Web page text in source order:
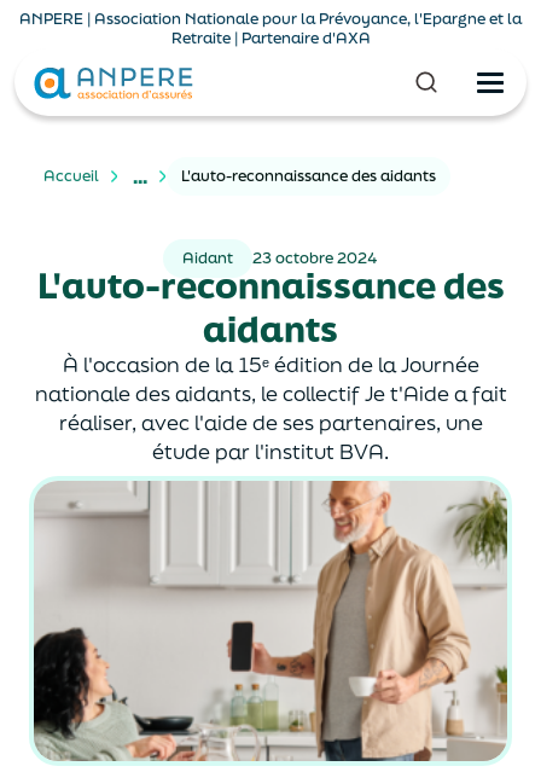
ANPERE | Association Nationale pour la Prévoyance, l'Epargne et la
Retraite | Partenaire d'AXA
Accueil ... L'auto-reconnaissance des aidants
Aidant 23 octobre 2024
L'auto-reconnaissance des
aidants
À l'occasion de la 15ᵉ édition de la Journée
nationale des aidants, le collectif Je t'Aide a fait
réaliser, avec l'aide de ses partenaires, une
étude par l'institut BVA.